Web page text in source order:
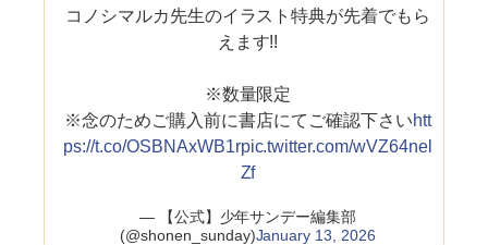
コノシマルカ先生のイラスト特典が先着でもら
えます!!
※数量限定
※念のためご購入前に書店にてご確認下さいhtt
ps://t.co/OSBNAxWB1rpic.twitter.com/wVZ64nel
Zf
— 【公式】少年サンデー編集部
(@shonen_sunday)January 13, 2026